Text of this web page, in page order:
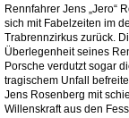
Rennfahrer Jens „Jero“
sich mit Fabelzeiten im
Trabrennzirkus zurück.
Überlegenheit seines
Porsche verdutzt sogar
tragischem Unfall
Jens Rosenberg mit
Willenskraft aus den